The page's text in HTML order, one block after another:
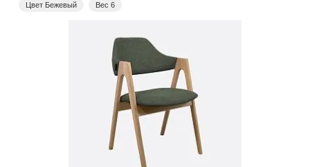
Цвет Бежевый
Вес 6